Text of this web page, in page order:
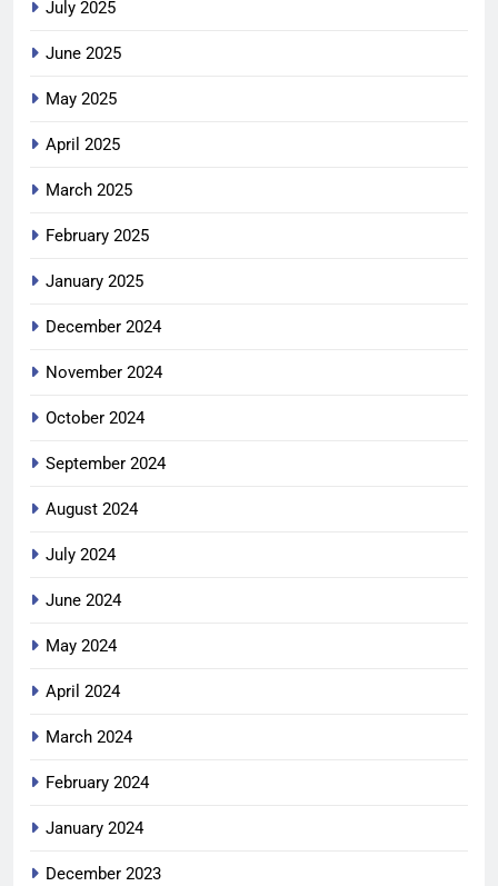
July 2025
June 2025
May 2025
April 2025
March 2025
February 2025
January 2025
December 2024
November 2024
October 2024
September 2024
August 2024
July 2024
June 2024
May 2024
April 2024
March 2024
February 2024
January 2024
December 2023